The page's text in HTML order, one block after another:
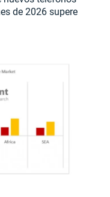
de 2026 supere